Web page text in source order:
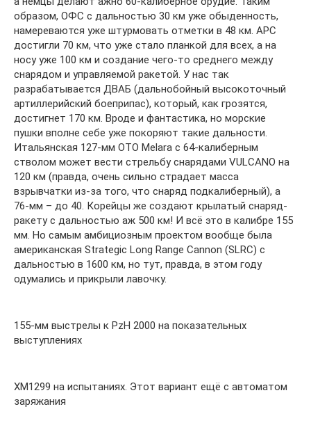
образом, ОФС с дальностью 30 км уже обыденность,
намереваются уже штурмовать отметки в 48 км. АРС
достигли 70 км, что уже стало планкой для всех, а на
носу уже 100 км и создание чего-то среднего между
снарядом и управляемой ракетой. У нас так
разрабатывается ДВАБ (дальнобойный высокоточный
артиллерийский боеприпас), который, как грозятся,
достигнет 170 км. Вроде и фантастика, но морские
пушки вполне себе уже покоряют такие дальности.
Итальянская 127-мм OTO Melara с 64-калиберным
стволом может вести стрельбу снарядами VULCANO на
120 км (правда, очень сильно страдает масса
взрывчатки из-за того, что снаряд подкалиберный), а
76-мм – до 40. Корейцы же создают крылатый снаряд-
ракету с дальностью аж 500 км! И всё это в калибре 155
мм. Но самым амбициозным проектом вообще была
американская Strategic Long Range Cannon (SLRC) с
дальностью в 1600 км, но тут, правда, в этом году
одумались и прикрыли лавочку.
155-мм выстрелы к PzH 2000 на показательных
выступлениях
ХМ1299 на испытаниях. Этот вариант ещё с автоматом
заряжания